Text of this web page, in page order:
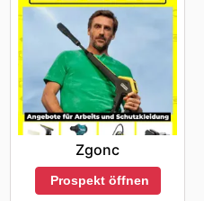
Zgonc
Prospekt öffnen